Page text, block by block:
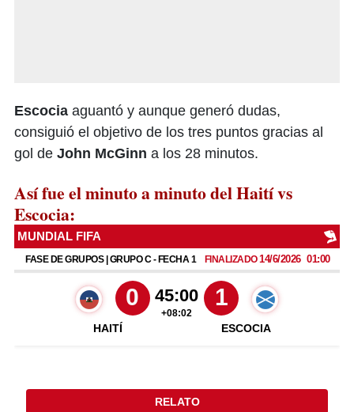
Escocia aguantó y aunque generó dudas,
consiguió el objetivo de los tres puntos gracias al
gol de John McGinn a los 28 minutos.
Así fue el minuto a minuto del Haití vs
Escocia: